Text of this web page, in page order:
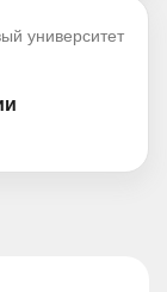
университет